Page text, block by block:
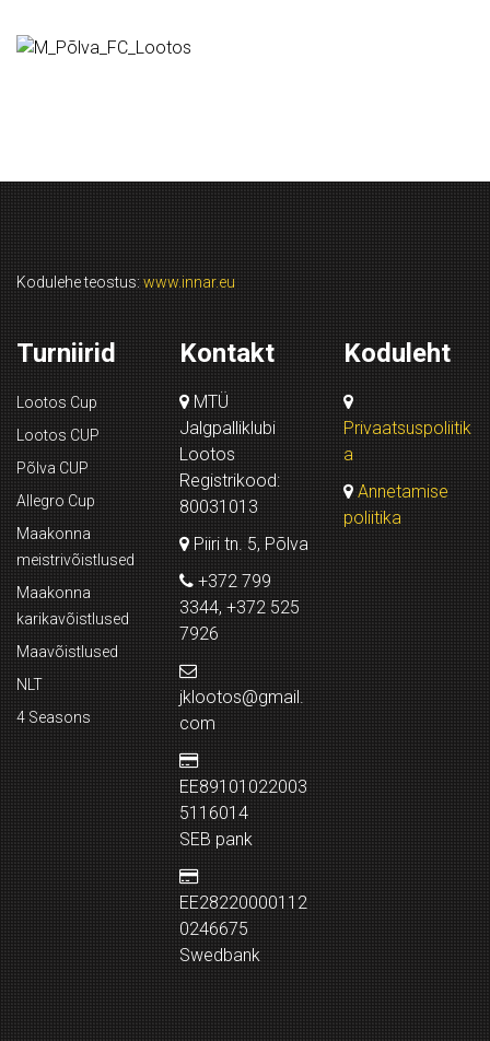
Kodulehe teostus: www.innar.eu
Turniirid
Lootos Cup
Lootos CUP
Põlva CUP
Allegro Cup
Maakonna
meistrivõistlused
Maakonna
karikavõistlused
Maavõistlused
NLT
4 Seasons
Kontakt
MTÜ
Jalgpalliklubi
Lootos
Registrikood:
80031013
Piiri tn. 5, Põlva
+372 799
3344, +372 525
7926
jklootos@gmail.
com
EE89101022003
5116014
SEB pank
EE28220000112
0246675
Swedbank
Koduleht
Privaatsuspoliitik
a
Annetamise
poliitika